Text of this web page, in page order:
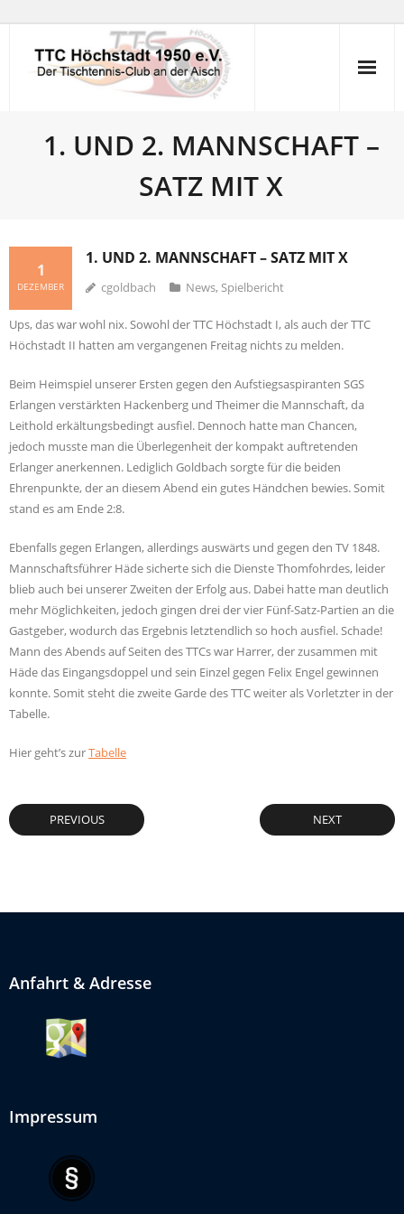
content
1. UND 2. MANNSCHAFT –
SATZ MIT X
1. UND 2. MANNSCHAFT – SATZ MIT X
1
DEZEMBER cgoldbach News, Spielbericht
Ups, das war wohl nix. Sowohl der TTC Höchstadt I, als auch der TTC
Höchstadt II hatten am vergangenen Freitag nichts zu melden.
Beim Heimspiel unserer Ersten gegen den Aufstiegsaspiranten SGS
Erlangen verstärkten Hackenberg und Theimer die Mannschaft, da
Leithold erkältungsbedingt ausfiel. Dennoch hatte man Chancen,
jedoch musste man die Überlegenheit der kompakt auftretenden
Erlanger anerkennen. Lediglich Goldbach sorgte für die beiden
Ehrenpunkte, der an diesem Abend ein gutes Händchen bewies. Somit
stand es am Ende 2:8.
Ebenfalls gegen Erlangen, allerdings auswärts und gegen den TV 1848.
Mannschaftsführer Häde sicherte sich die Dienste Thomfohrdes, leider
blieb auch bei unserer Zweiten der Erfolg aus. Dabei hatte man deutlich
mehr Möglichkeiten, jedoch gingen drei der vier Fünf-Satz-Partien an die
Gastgeber, wodurch das Ergebnis letztendlich so hoch ausfiel. Schade!
Mann des Abends auf Seiten des TTCs war Harrer, der zusammen mit
Häde das Eingangsdoppel und sein Einzel gegen Felix Engel gewinnen
konnte. Somit steht die zweite Garde des TTC weiter als Vorletzter in der
Tabelle.
Hier geht’s zurTabelle
PREVIOUS NEXT
Anfahrt & Adresse
Impressum